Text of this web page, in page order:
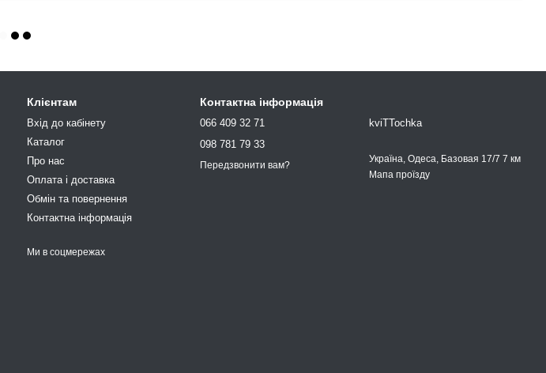
Клієнтам
Вхід до кабінету
Каталог
Про нас
Оплата і доставка
Обмін та повернення
Контактна інформація
Ми в соцмережах
Контактна інформація
066 409 32 71
098 781 79 33
Передзвонити вам?
kviTTochka
Україна, Одеса, Базовая 17/7 7 км
Мапа проїзду